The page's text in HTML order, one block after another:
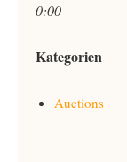
0:00
Kategorien
Auctions